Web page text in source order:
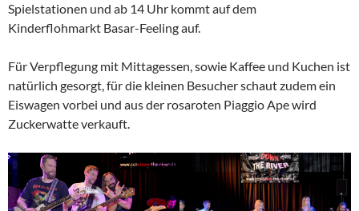
Spielstationen und ab 14 Uhr kommt auf dem
Kinderflohmarkt Basar-Feeling auf.
Für Verpflegung mit Mittagessen, sowie Kaffee und Kuchen ist
natürlich gesorgt, für die kleinen Besucher schaut zudem ein
Eiswagen vorbei und aus der rosaroten Piaggio Ape wird
Zuckerwatte verkauft.